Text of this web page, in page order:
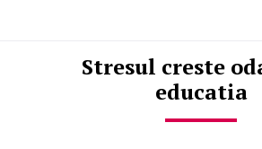
Stresul creste
educatia